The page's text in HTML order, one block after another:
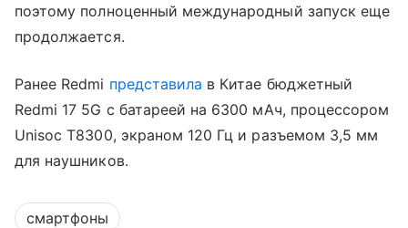
поэтому полноценный международный запуск еще
продолжается.
Ранее Redmi представила в Китае бюджетный
Redmi 17 5G с батареей на 6300 мАч, процессором
Unisoc T8300, экраном 120 Гц и разъемом 3,5 мм
для наушников.
смартфоны